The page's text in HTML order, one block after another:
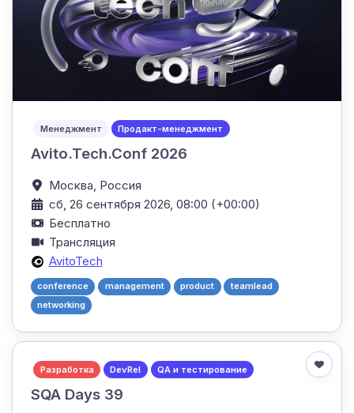
Менеджмент Продакт-менеджмент
Avito.Tech.Conf 2026
Москва, Россия
сб, 26 сентября 2026, 08:00 (+00:00)
Бесплатно
Трансляция
AvitoTech
conference management product
teamlead
networking
Разработка DevRel QA и тестирование
SQA Days 39